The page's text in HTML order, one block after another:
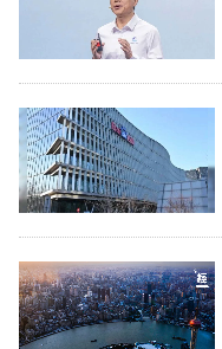
閱
區